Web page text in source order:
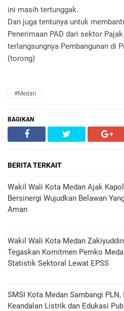
ini masih tertunggak.
Dan juga tentunya untuk
Penerimaan PAD dari sektor
terlangsungnya Pembangunan di
(torong)
#Medan
BAGIKAN
BERITA TERKAIT
Wakil Wali Kota Medan Ajak
Bersinergi Wujudkan Belawan
Aman
Wakil Wali Kota Medan
Tegaskan Komitmen Pemko
Statistik Sektoral Lewat EPSS
SMSI Kota Medan Sambangi PLN,
Keandalan Listrik dan Edukasi